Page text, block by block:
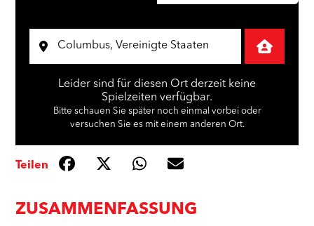
ZUSAMMENFASSUNG
Leider sind für diesen Ort derzeit keine
Spielzeiten verfügbar.
Bitte schauen Sie später noch einmal vorbei oder
versuchen Sie es mit einem anderen Ort.
Teilen